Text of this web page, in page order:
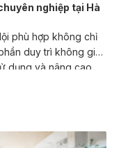
nghiệp tại Hà
phù hợp không chỉ
duy trì không gian
dụng và nâng cao